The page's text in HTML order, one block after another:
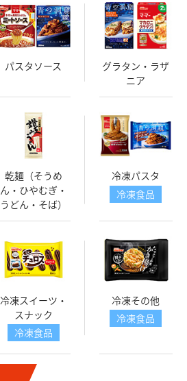
パスタソース
グラタン・ラザ
ニア
乾麺（そうめ
ん・ひやむぎ・
うどん・そば）
冷凍パスタ
冷凍食品
冷凍スイーツ・
スナック
冷凍食品
冷凍その他
冷凍食品